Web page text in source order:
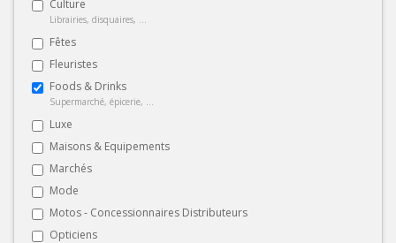
Culture
Librairies, disquaires, ...
Fêtes
Fleuristes
Foods & Drinks
Supermarché, épicerie, ...
Luxe
Maisons & Equipements
Marchés
Mode
Motos - Concessionnaires Distributeurs
Opticiens